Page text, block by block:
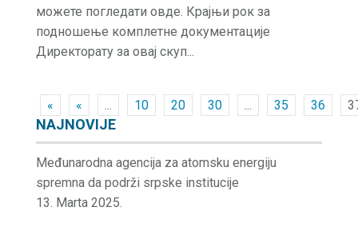
можете погледати овде. Крајњи рок за
подношење комплетне документације
Директорату за овај скуп...
« « ... 10 20 30 ... 35 36
NAJNOVIJE
Međunarodna agencija za atomsku energiju
spremna da podrži srpske institucije
13. Marta 2025.